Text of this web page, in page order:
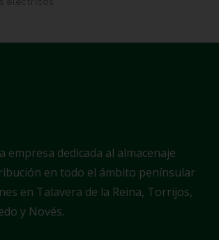
empresa dedicada al almacenaje
en todo el ámbito penínsular
en Talavera de la Reina, Torrijos,
y Novés.